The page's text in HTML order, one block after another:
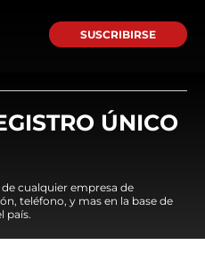
SUSCRIBIRSE
ÚNICO
cualquier empresa de
teléfono, y mas en la base de
país.